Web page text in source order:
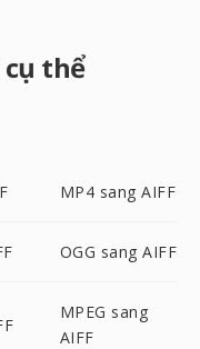
thể
MP4 sang AIFF
OGG sang AIFF
MPEG sang
AIFF